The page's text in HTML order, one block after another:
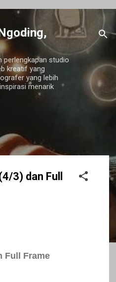
perlengkapan studio
kreatif yang
yang lebih
menarik
3) dan Full
Full Frame